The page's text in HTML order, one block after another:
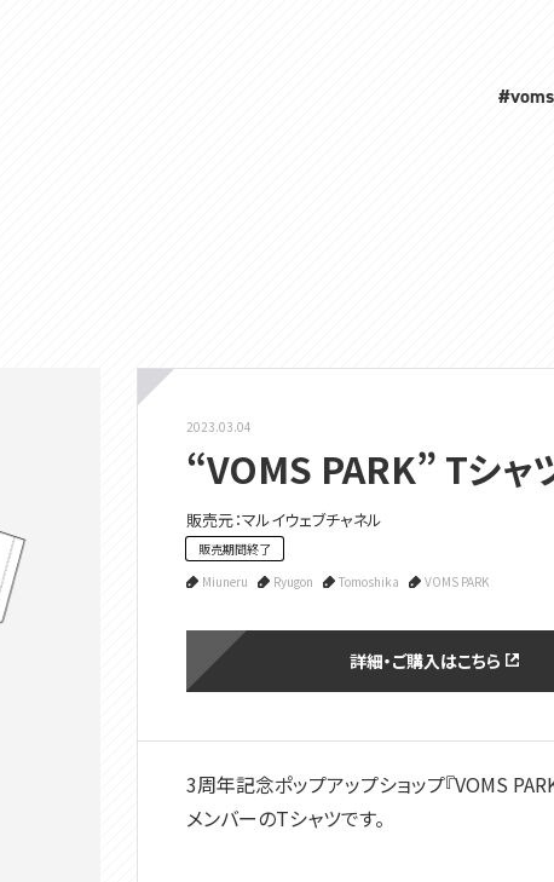
2023.03.04
“VOMS PARK” Tシャ
販売元：マルイウェブチャネル
販売期間終了
Miuneru
Ryugon Tomoshika VOMS PARK
詳細・ご購入はこちら
3周年記念ポップアップショップ『VOMS
メンバーのTシャツです。